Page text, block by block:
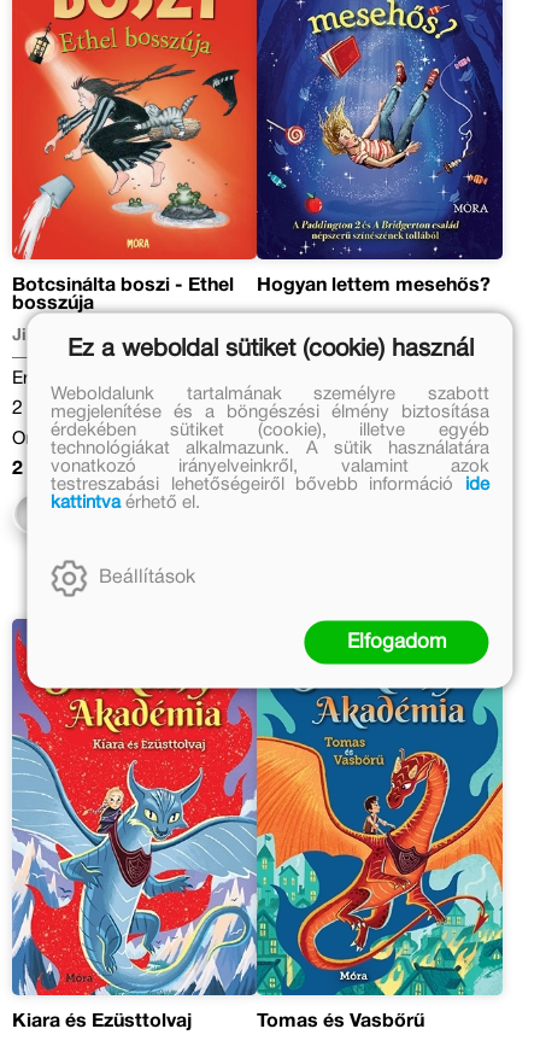
Botcsinálta boszi - Ethel
bosszúja
Jill Murphy
Eredeti ár:
2 499 Ft
Online ár:
2 049 Ft
Kosárba
Hogyan lettem mesehős?
Ben Miller
3 999 Ft
Online ár:
3 279 Ft
Kiara és Ezüsttolvaj Tomas és Vasbőrű
Ez a weboldal sütiket (cookie) használ
Weboldalunk tartalmának személyre szabott
megjelenítése és a böngészési élmény biztosítása
érdekében sütiket (cookie), illetve egyéb
technológiákat alkalmazunk. A sütik használatára
vonatkozó irányelveinkről, valamint azok
testreszabási lehetőségeiről bővebb információ
ide
kattintvaérhető el.
Beállítások
Elfogadom